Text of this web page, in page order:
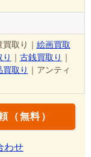
取り｜ 絵画買取
｜ 古銭買取り ｜
取り ｜アンティ
（無料）
わせ